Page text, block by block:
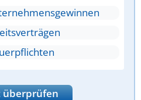
überprüfen